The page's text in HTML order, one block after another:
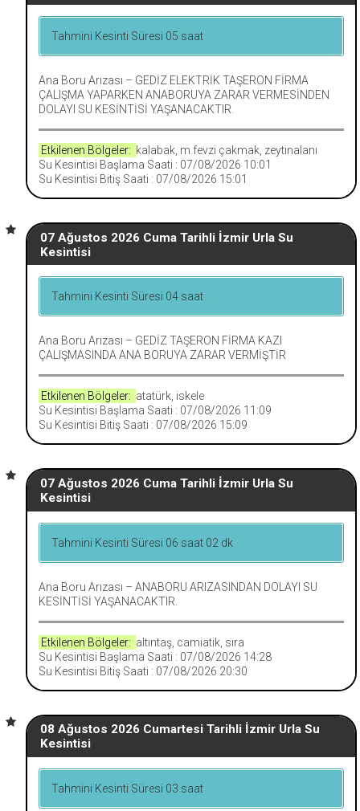
Tahmini Kesinti Süresi 05 saat
Ana Boru Arızası – GEDİZ ELEKTRİK TAŞERON FİRMA
ÇALIŞMA YAPARKEN ANABORUYA ZARAR VERMESİNDEN
DOLAYI SU KESİNTİSİ YAŞANACAKTIR.
Etkilenen Bölgeler: kalabak, m.fevzi çakmak, zeytinalanı
Su Kesintisi Başlama Saati : 07/08/2026 10:01
Su Kesintisi Bitiş Saati : 07/08/2026 15:01
07 Ağustos 2026 Cuma Tarihli İzmir Urla Su
Kesintisi
Tahmini Kesinti Süresi 04 saat
Ana Boru Arızası – GEDİZ TAŞERON FİRMA KAZI
ÇALIŞMASINDA ANA BORUYA ZARAR VERMİŞTİR
Etkilenen Bölgeler: atatürk, iskele
Su Kesintisi Başlama Saati : 07/08/2026 11:09
Su Kesintisi Bitiş Saati : 07/08/2026 15:09
07 Ağustos 2026 Cuma Tarihli İzmir Urla Su
Kesintisi
Tahmini Kesinti Süresi 06 saat 02 dk
Ana Boru Arızası – ANABORU ARIZASINDAN DOLAYI SU
KESİNTİSİ YAŞANACAKTIR.
Etkilenen Bölgeler: altıntaş, camiatik, sıra
Su Kesintisi Başlama Saati : 07/08/2026 14:28
Su Kesintisi Bitiş Saati : 07/08/2026 20:30
08 Ağustos 2026 Cumartesi Tarihli İzmir Urla Su
Kesintisi
Tahmini Kesinti Süresi 03 saat